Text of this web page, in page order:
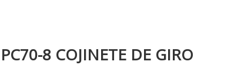
8 COJINETE DE GIRO